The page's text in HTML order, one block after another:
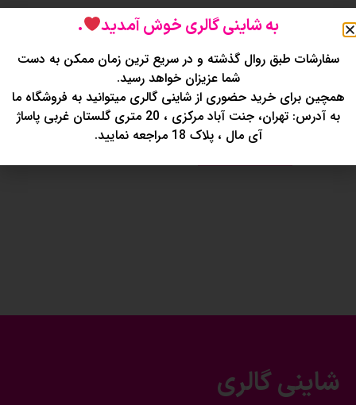
آرایش صورت
اسپری فیکس تایلامی طرح
تومان95.000
آرایش صورت
پودر فیکس
تومان75.000
اطلاعات بیشتر
شاینی گالری
به شاینی گالری خوش آمدید .
سفارشات طبق روال گذشته و در سریع ترین زمان ممکن به دست
شما عزیزان خواهد رسید.
همچین برای خرید حضوری از شاینی گالری میتوانید به فروشگاه ما
به آدرس: تهران، جنت آباد مرکزی ، 20 متری گلستان غربی پاساژ
آی مال ، پلاک 18 مراجعه نمایید.